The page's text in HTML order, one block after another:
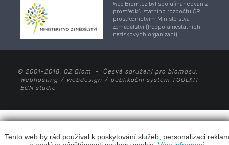
Tento web by rád používal k poskytování služeb, personalizaci reklam
Web Biom.cz byl spolufinancován z
prostředků státního rozpočtu ČR
prostřednictvím Ministerstva
zemědělství (Podpora nestátních
neziskových organizací).
© 2001-2018, CZ Biom - České sdružení pro biomasu,
Webhosting / webdesign / publikační systém TOOLKIT -
ECN studio